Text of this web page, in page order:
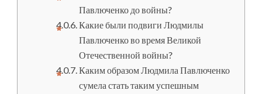
Павлюченко до войны?
Какие были подвиги Людмилы
Павлюченко во время Великой
Отечественной войны?
Каким образом Людмила Павлюченко
сумела стать таким успешным